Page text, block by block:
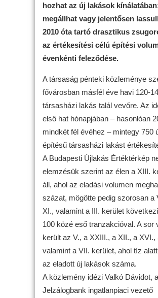
hozhat az új lakások
megállhat vagy jelentősen
2010 óta tartó drasztikus
az értékesítési célú építési
évenkénti feleződése.
A társaság pénteki közleménye
fővárosban másfél éve havi 120-
társasházi lakás talál vevőre. Az
első hat hónapjában – hasonlóan
mindkét fél évéhez – mintegy 750
építésű társasházi lakást
A Budapesti Újlakás Értéktérkép
elemzésük szerint az élen a XIII.
áll, ahol az eladási volumen
százat, mögötte pedig szorosan a
XI., valamint a III. kerület
100 közé eső tranzakcióval. A sor
került az V., a XXIII., a XII., a XVI.,
valamint a VII. kerület, ahol tíz
az eladott új lakások száma.
A közlemény idézi Valkó Dávidot,
Jelzálogbank ingatlanpiaci vezető